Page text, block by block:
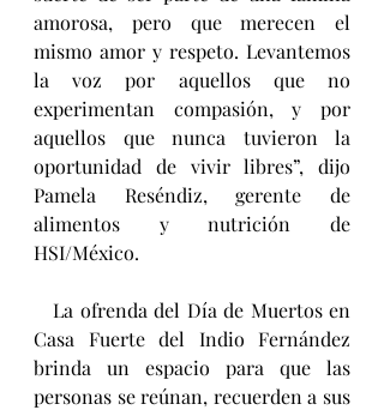
amorosa, pero que merecen el
mismo amor y respeto. Levantemos
la voz por aquellos que no
experimentan compasión, y por
aquellos que nunca tuvieron la
oportunidad de vivir libres”, dijo
Pamela Reséndiz, gerente de
alimentos y nutrición de
HSI/México.
   La ofrenda del Día de Muertos en
Casa Fuerte del Indio Fernández
brinda un espacio para que las
personas se reúnan, recuerden a sus